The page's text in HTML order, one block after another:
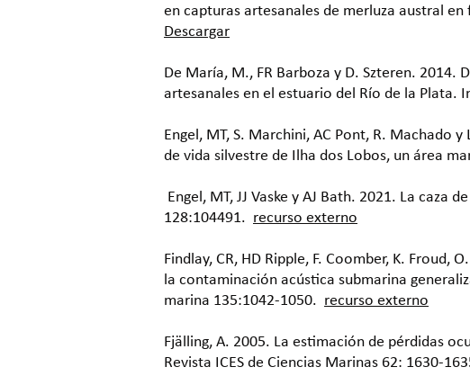
en capturas artesanales de merluza austral
Descargar
De María, M., FR Barboza y D. Szteren.
artesanales en el estuario del Río de la Plata.
Engel, MT, S. Marchini, AC Pont, R. Machado
de vida silvestre de Ilha dos Lobos, un área
Engel, MT, JJ Vaske y AJ Bath. 2021. La
128:104491. recurso externo
Findlay, CR, HD Ripple, F. Coomber, K. Froud,
la contaminación acústica submarina
marina 135:1042-1050. recurso externo
Fjälling, A. 2005. La estimación de pérdidas
Revista ICES de Ciencias Marinas 62: 1630-